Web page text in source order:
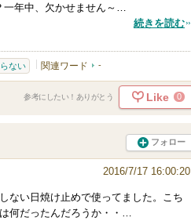
年中、欠かせません～…
続きを読む
ない 関連ワード -
参考にしたい！ありがとう Like 0
フォロー
2016/7/17 16:00:20
ない日焼け止めで使ってました。こち
何だったんだろうか・・…